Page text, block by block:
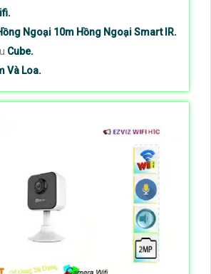
Ngoại 10m Hồng Ngoại Smart IR.
Cube.
Và Loa.